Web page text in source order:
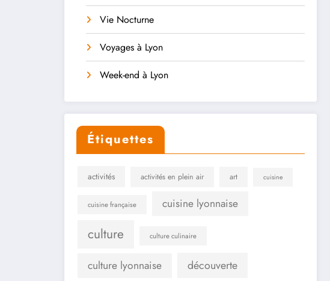
Vie Nocturne
Voyages à Lyon
Week-end à Lyon
Étiquettes
activités activités en plein air art cuisine
cuisine française cuisine lyonnaise
culture culture culinaire
culture lyonnaise découverte